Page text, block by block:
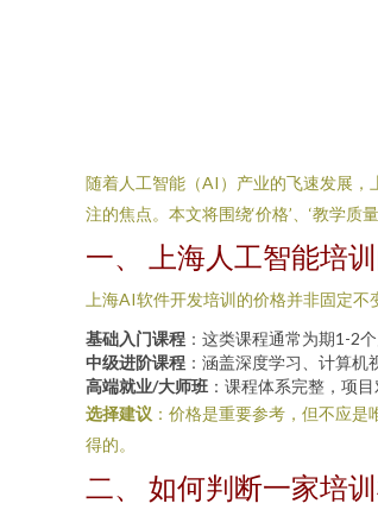
随着人工智能（AI）产业的飞速发展
注的焦点。本文将围绕‘价格’、‘教学
一、 上海人工智能培
上海AI软件开发培训的价格并非固定
基础入门课程 ：这类课程通常为期1-2
中级进阶课程 ：涵盖深度学习、计算
高端就业/大师班 ：课程体系完整，项
选择建议 ：价格是重要参考，但不应
得的。
二、 如何判断一家培训